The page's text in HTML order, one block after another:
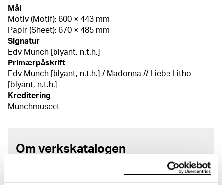
Mål
Motiv (Motif): 600 × 443 mm
Papir (Sheet): 670 × 485 mm
Signatur
Edv Munch [blyant, n.t.h.]
Primærpåskrift
Edv Munch [blyant, n.t.h.] / Madonna // Liebe Litho
[blyant, n.t.h.]
Kreditering
Munchmuseet
Om verkskatalogen
I verkskatalogen kan du søke i hele Edvard Munchs
kunstnerskap. Verkskatalogen utbedres jevnlig i